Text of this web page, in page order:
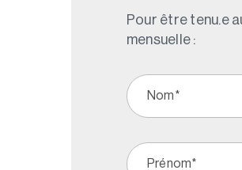
Pour être tenu.e
mensuelle :